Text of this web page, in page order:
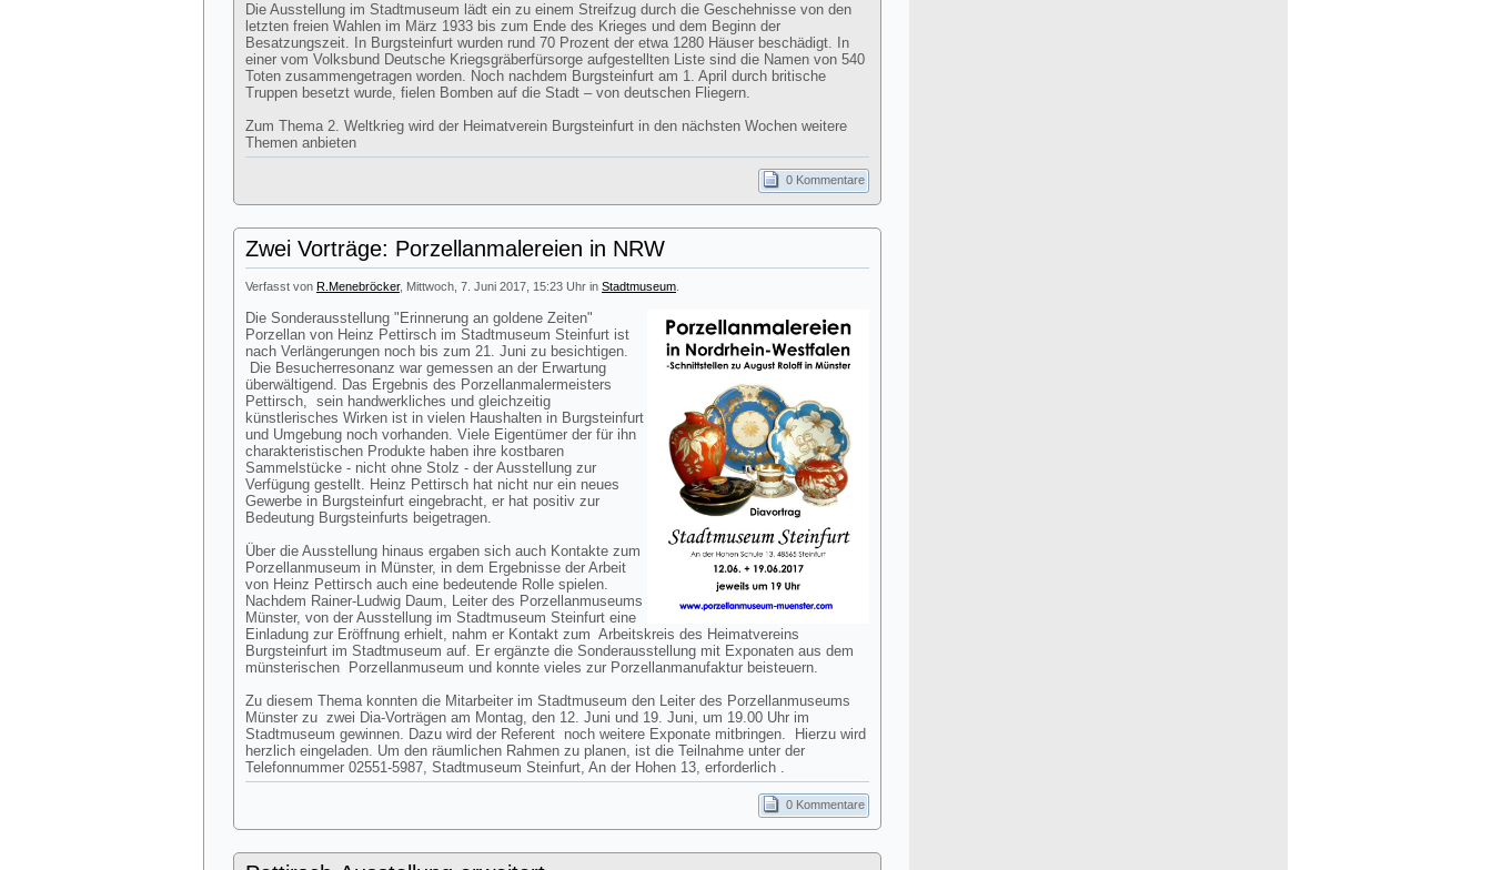
Die Ausstellung im Stadtmuseum lädt ein zu einem Streifzug durch die Geschehnisse von den
letzten freien Wahlen im März 1933 bis zum Ende des Krieges und dem Beginn der
Besatzungszeit. In Burgsteinfurt wurden rund 70 Prozent der etwa 1280 Häuser beschädigt. In
einer vom Volksbund Deutsche Kriegsgräberfürsorge aufgestellten Liste sind die Namen von 540
Toten zusammengetragen worden. Noch nachdem Burgsteinfurt am 1. April durch britische
Truppen besetzt wurde, fielen Bomben auf die Stadt – von deutschen Fliegern.
Zum Thema 2. Weltkrieg wird der Heimatverein Burgsteinfurt in den nächsten Wochen weitere
Themen anbieten
0 Kommentare
Zwei Vorträge: Porzellanmalereien in NRW
Verfasst von R.Menebröcker, Mittwoch, 7. Juni 2017, 15:23 Uhr in Stadtmuseum
Die Sonderausstellung "Erinnerung an goldene Zeiten"
Porzellan von Heinz Pettirsch im Stadtmuseum Steinfurt ist
nach Verlängerungen noch bis zum 21. Juni zu besichtigen.
Die Besucherresonanz war gemessen an der Erwartung
überwältigend. Das Ergebnis des Porzellanmalermeisters
Pettirsch, sein handwerkliches und gleichzeitig
künstlerisches Wirken ist in vielen Haushalten in Burgsteinfurt
und Umgebung noch vorhanden. Viele Eigentümer der für ihn
charakteristischen Produkte haben ihre kostbaren
Sammelstücke - nicht ohne Stolz - der Ausstellung zur
Verfügung gestellt. Heinz Pettirsch hat nicht nur ein neues
Gewerbe in Burgsteinfurt eingebracht, er hat positiv zur
Bedeutung Burgsteinfurts beigetragen.
Über die Ausstellung hinaus ergaben sich auch Kontakte zum
Porzellanmuseum in Münster, in dem Ergebnisse der Arbeit
von Heinz Pettirsch auch eine bedeutende Rolle spielen.
Nachdem Rainer-Ludwig Daum, Leiter des Porzellanmuseums
Münster, von der Ausstellung im Stadtmuseum Steinfurt eine
Einladung zur Eröffnung erhielt, nahm er Kontakt zum Arbeitskreis des Heimatvereins
Burgsteinfurt im Stadtmuseum auf. Er ergänzte die Sonderausstellung mit Exponaten aus dem
münsterischen Porzellanmuseum und konnte vieles zur Porzellanmanufaktur beisteuern.
Zu diesem Thema konnten die Mitarbeiter im Stadtmuseum den Leiter des Porzellanmuseums
Münster zu zwei Dia-Vorträgen am Montag, den 12. Juni und 19. Juni, um 19.00 Uhr im
Stadtmuseum gewinnen. Dazu wird der Referent noch weitere Exponate mitbringen. Hierzu wird
herzlich eingeladen. Um den räumlichen Rahmen zu planen, ist die Teilnahme unter der
Telefonnummer 02551-5987, Stadtmuseum Steinfurt, An der Hohen 13, erforderlich .
0 Kommentare